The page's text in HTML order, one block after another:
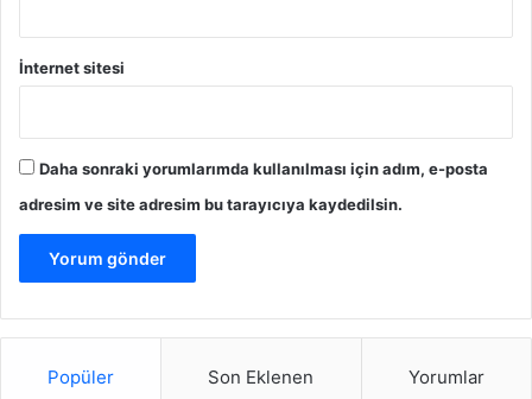
İnternet sitesi
Daha sonraki yorumlarımda kullanılması için adım, e-posta
adresim ve site adresim bu tarayıcıya kaydedilsin.
Popüler Son Eklenen Yorumlar